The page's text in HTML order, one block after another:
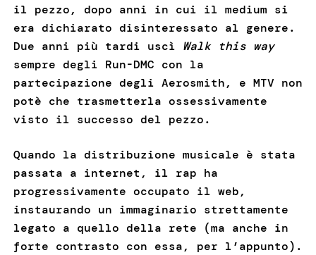
il pezzo, dopo anni in cui il medium si
era dichiarato disinteressato al genere.
Due anni più tardi uscì Walk this way
sempre degli Run-DMC con la
partecipazione degli Aerosmith, e MTV non
potè che trasmetterla ossessivamente
visto il successo del pezzo.
Quando la distribuzione musicale è stata
passata a internet, il rap ha
progressivamente occupato il web,
instaurando un immaginario strettamente
legato a quello della rete (ma anche in
forte contrasto con essa, per l’appunto).